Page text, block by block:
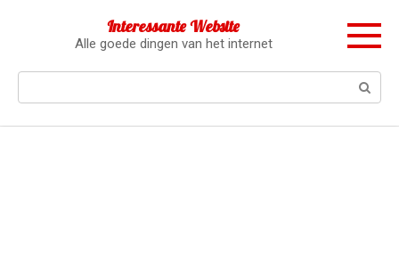
Interessante Website
Alle goede dingen van het internet